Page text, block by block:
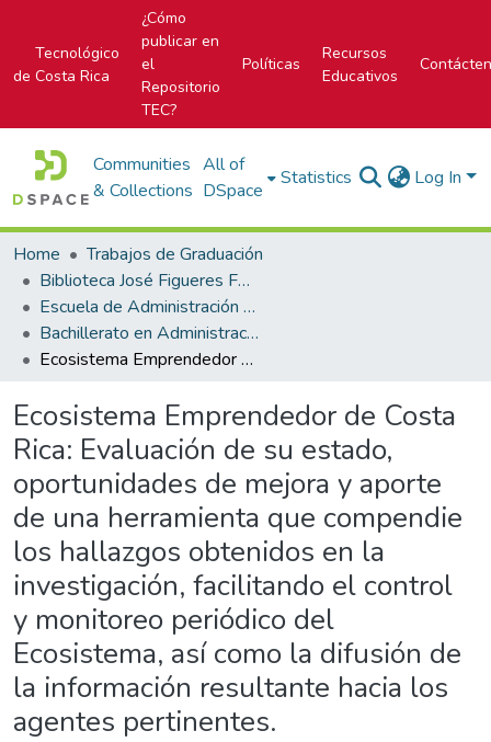
Tecnológico
de Costa Rica
¿Cómo
publicar en
el
Repositorio
TEC?
Políticas
Recursos
Educativos
Communities
& Collections
All of
DSpace
Statistics Log In
Home
Trabajos de Graduación
Biblioteca José Figueres Ferrer
Escuela de Administración de Empresas
Bachillerato en Administración de Empresas
Ecosistema Emprendedor de Costa Rica: Evaluación de su estado, oportunidades de mejora y aporte de una herramienta que compendie los hallazgos obtenidos en la investigación, facilitando el control y monitoreo periódico del Ecosistema, así como la difusión de la información resultante hacia los agentes pertinentes.
Ecosistema Emprendedor de Costa
Rica: Evaluación de su estado,
oportunidades de mejora y aporte
de una herramienta que compendie
los hallazgos obtenidos en la
investigación, facilitando el control
y monitoreo periódico del
Ecosistema, así como la difusión de
la información resultante hacia los
agentes pertinentes.